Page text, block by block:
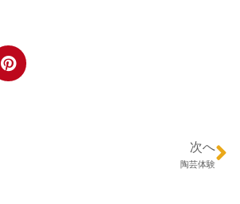
次へ
陶芸体験